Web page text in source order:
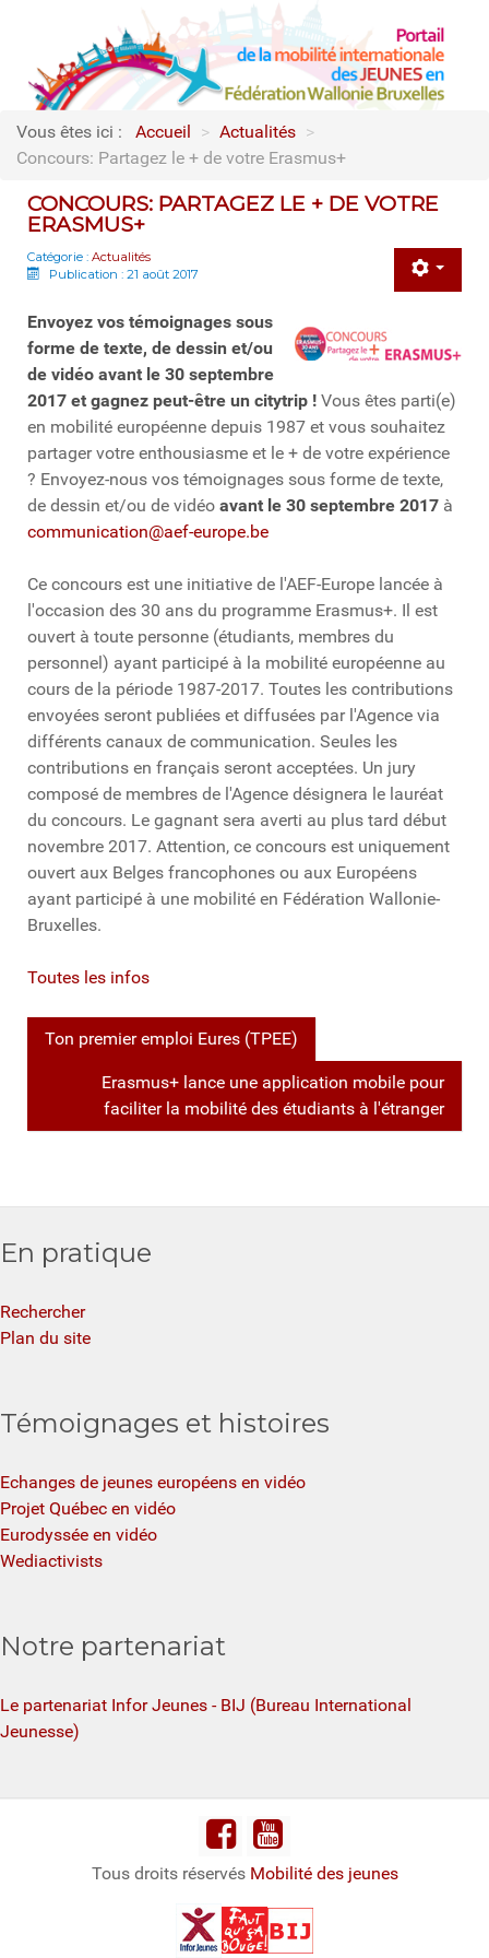
Vous êtes ici : Accueil > Actualités >
Concours: Partagez le + de votre Erasmus+
CONCOURS: PARTAGEZ LE + DE VOTRE
ERASMUS+
Catégorie : Actualités
Publication : 21 août 2017
Envoyez vos témoignages sous
forme de texte, de dessin et/ou
de vidéo avant le 30 septembre
2017 et gagnez peut-être un citytrip ! Vous êtes parti(e)
en mobilité européenne depuis 1987 et vous souhaitez
partager votre enthousiasme et le + de votre expérience
? Envoyez-nous vos témoignages sous forme de texte,
de dessin et/ou de vidéo avant le 30 septembre 2017 à
communication@aef-europe.be
Ce concours est une initiative de l'AEF-Europe lancée à
l'occasion des 30 ans du programme Erasmus+. Il est
ouvert à toute personne (étudiants, membres du
personnel) ayant participé à la mobilité européenne au
cours de la période 1987-2017. Toutes les contributions
envoyées seront publiées et diffusées par l'Agence via
différents canaux de communication. Seules les
contributions en français seront acceptées. Un jury
composé de membres de l'Agence désignera le lauréat
du concours. Le gagnant sera averti au plus tard début
novembre 2017. Attention, ce concours est uniquement
ouvert aux Belges francophones ou aux Européens
ayant participé à une mobilité en Fédération Wallonie-
Bruxelles.
Toutes les infos
Ton premier emploi Eures (TPEE)
Erasmus+ lance une application mobile pour
faciliter la mobilité des étudiants à l'étranger
En pratique
Rechercher
Plan du site
Témoignages et histoires
Echanges de jeunes européens en vidéo
Projet Québec en vidéo
Eurodyssée en vidéo
Wediactivists
Notre partenariat
Le partenariat Infor Jeunes - BIJ (Bureau International
Jeunesse)
Tous droits réservés Mobilité des jeunes